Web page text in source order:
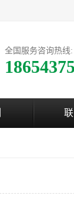
全国服务咨询热线: